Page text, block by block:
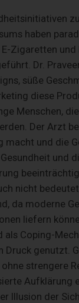
haben
Zigaretten
Dr.
süße
diese
Menschen,
Der Arzt
macht und die
und
nicht
da moderne
liefern
als Coping-
Druck genutzt.
strengere
Aufklärung
Illusion der